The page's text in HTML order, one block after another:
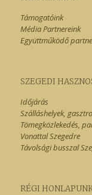
Támogatóink
Média Partnereink
Együttműködő
SZEGEDI
Időjárás
Szálláshelyek,
Tömegközlekedés,
Vonattal Szegedre
Távolsági busszal
RÉGI